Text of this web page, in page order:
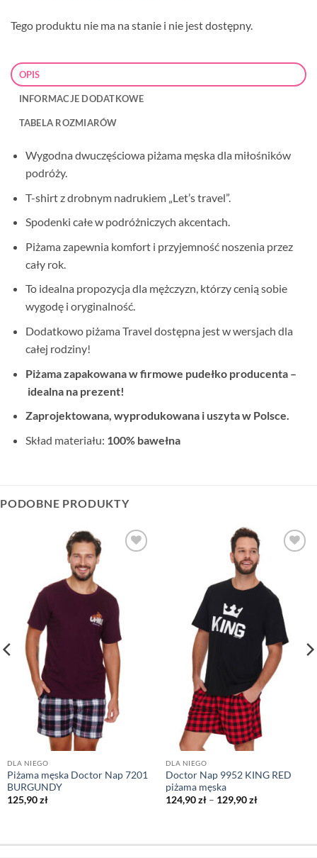
Tego produktu nie ma na stanie i nie jest dostępny.
OPIS
INFORMACJE DODATKOWE
TABELA ROZMIARÓW
Wygodna dwuczęściowa piżama męska dla miłośników
podróży.
T-shirt z drobnym nadrukiem „Let’s travel”.
Spodenki całe w podróżniczych akcentach.
Piżama zapewnia komfort i przyjemność noszenia przez
cały rok.
To idealna propozycja dla mężczyzn, którzy cenią sobie
wygodę i oryginalność.
Dodatkowo piżama Travel dostępna jest w wersjach dla
całej rodziny!
Piżama zapakowana w firmowe pudełko producenta –
idealna na prezent!
Zaprojektowana, wyprodukowana i uszyta w Polsce.
Skład materiału: 100% bawełna
PODOBNE PRODUKTY
DLA NIEGO
Piżama męska Doctor Nap 7201
BURGUNDY
125,90zł
DLA NIEGO
Doctor Nap 9952 KING RED
piżama męska
124,90zł – 129,90złZakres
129,90 zł